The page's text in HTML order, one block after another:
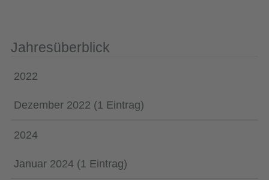
Jahresüberblick
2022
Dezember 2022 (1 Eintrag)
2024
Januar 2024 (1 Eintrag)